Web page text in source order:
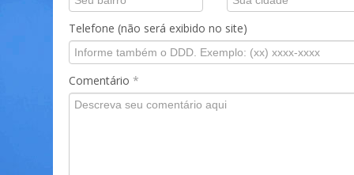
Telefone (não será exibido no site)
Comentário *